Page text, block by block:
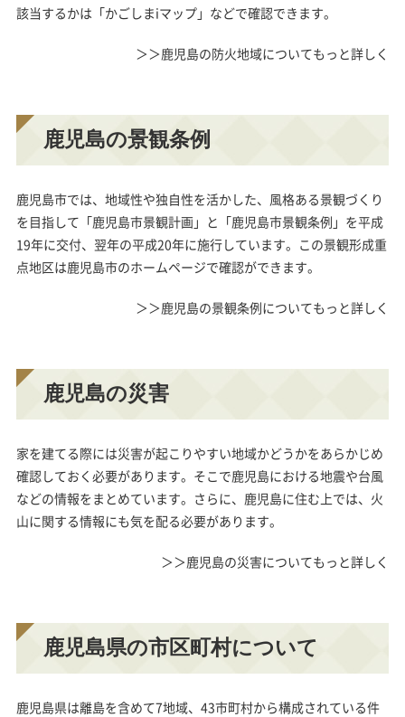
該当するかは「かごしまiマップ」などで確認できます。
＞＞鹿児島の防火地域についてもっと詳しく
鹿児島の景観条例
鹿児島市では、地域性や独自性を活かした、風格ある景観づくり
を目指して「鹿児島市景観計画」と「鹿児島市景観条例」を平成
19年に交付、翌年の平成20年に施行しています。この景観形成重
点地区は鹿児島市のホームページで確認ができます。
＞＞鹿児島の景観条例についてもっと詳しく
鹿児島の災害
家を建てる際には災害が起こりやすい地域かどうかをあらかじめ
確認しておく必要があります。そこで鹿児島における地震や台風
などの情報をまとめています。さらに、鹿児島に住む上では、火
山に関する情報にも気を配る必要があります。
＞＞鹿児島の災害についてもっと詳しく
鹿児島県の市区町村について
鹿児島県は離島を含めて7地域、43市町村から構成されている件